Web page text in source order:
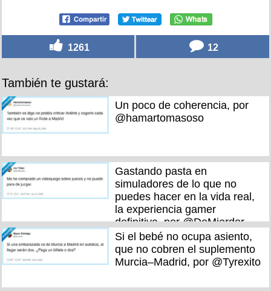
1261 12
También te gustará:
Un poco de coherencia, por
@hamartomasoso
Gastando pasta en
simuladores de lo que no
puedes hacer en la vida real,
la experiencia gamer
definitiva, por @DeMierder
Si el bebé no ocupa asiento,
que no cobren el suplemento
Murcia–Madrid, por @Tyrexito